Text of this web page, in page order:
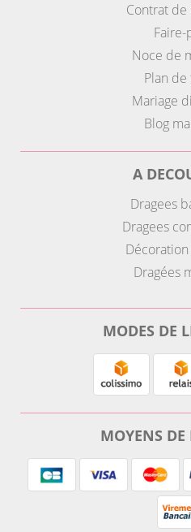
Contrat de
Faire-
Noce de
Plan
Mariage
Blog
A
Dragees
Dragees
Dragées
MODES DE
MOYENS